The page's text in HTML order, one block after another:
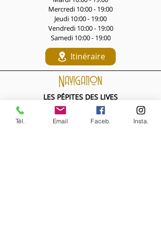
Mercredi 10:00 - 19:00
Jeudi 10:00 - 19:00
Vendredi 10:00 - 19:00
Samedi 10:00 - 19:00
Itinéraire
Navigation
LES PÉPITES DES LIVES
Nouveautés de la semaine
Les Archives de la Comtesse
Tél. Email Faceb. Insta.